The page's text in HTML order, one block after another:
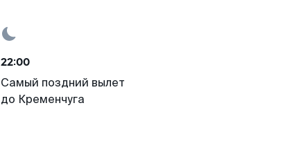
22:00
Самый поздний вылет
до Кременчуга